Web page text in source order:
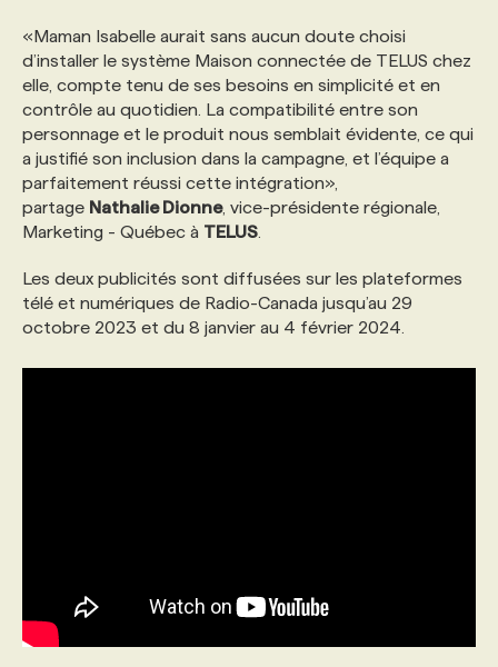
«Maman Isabelle aurait sans aucun doute choisi
d’installer le système Maison connectée de TELUS chez
elle, compte tenu de ses besoins en simplicité et en
contrôle au quotidien. La compatibilité entre son
personnage et le produit nous semblait évidente, ce qui
a justifié son inclusion dans la campagne, et l’équipe a
parfaitement réussi cette intégration»,
partage Nathalie Dionne, vice-présidente régionale,
Marketing - Québec à TELUS
Les deux publicités sont diffusées sur les plateformes
télé et numériques de Radio-Canada jusqu’au 29
octobre 2023 et du 8 janvier au 4 février 2024.